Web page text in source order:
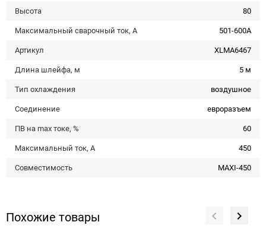
Высота 80
Максимальный сварочный ток, А 501-600А
Артикул XLMA6467
Длина шлейфа, м 5 м
Тип охлаждения воздушное
Соединение евроразъем
ПВ на max токе, % 60
Максимальный ток, А 450
Совместимость MAXI-450
Похожие товары